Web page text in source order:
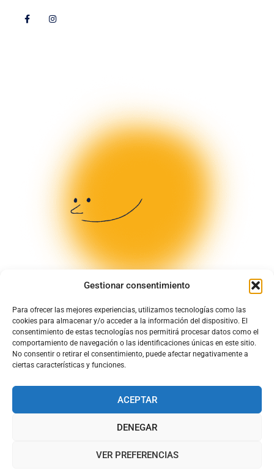
Gestionar consentimiento
Para ofrecer las mejores experiencias, utilizamos tecnologías como las
cookies para almacenar y/o acceder a la información del dispositivo. El
consentimiento de estas tecnologías nos permitirá procesar datos como el
comportamiento de navegación o las identificaciones únicas en este sitio.
No consentir o retirar el consentimiento, puede afectar negativamente a
ciertas características y funciones.
ACEPTAR
DENEGAR
VER PREFERENCIAS
© Todos los derechos quedan reservados para Chapela de Cuenca